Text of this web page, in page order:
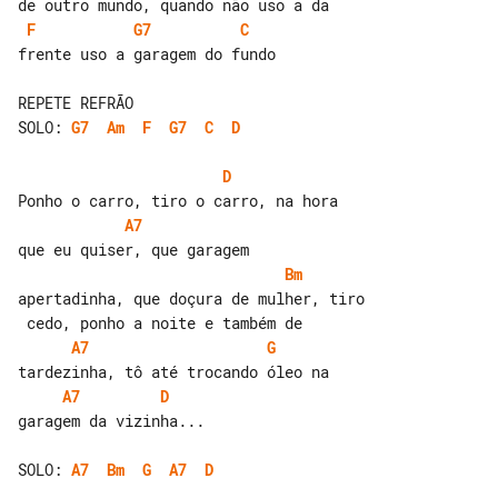
F
G7
C
frente uso a garagem do fundo
SOLO: G7 Am F G7 C D
D
A7
Bm
apertadinha, que doçura de mulher, tiro
A7
G
A7
D
garagem da vizinha...
SOLO: A7 Bm G A7 D